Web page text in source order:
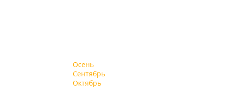
Осень
Сентябрь
Октябрь